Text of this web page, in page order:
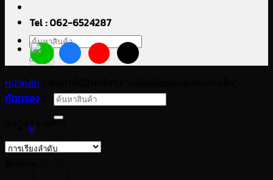
ค้นหา:
ค้นหา:
0
ตะกร้าสินค้า
Tel : 062-6524287
หน้าหลัก
คัดกรอง
แสดง 1 รายการ